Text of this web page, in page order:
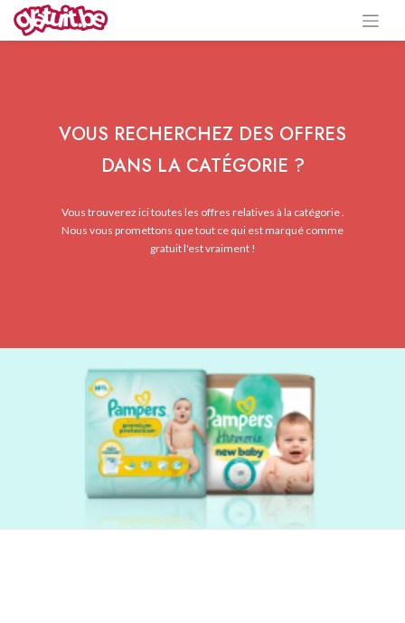
VOUS RECHERCHEZ DES OFFRES
DANS LA CATÉGORIE ?
Vous trouverez ici toutes les offres relatives à la catégorie .
Nous vous promettons que tout ce qui est marqué comme
gratuit l'est vraiment !